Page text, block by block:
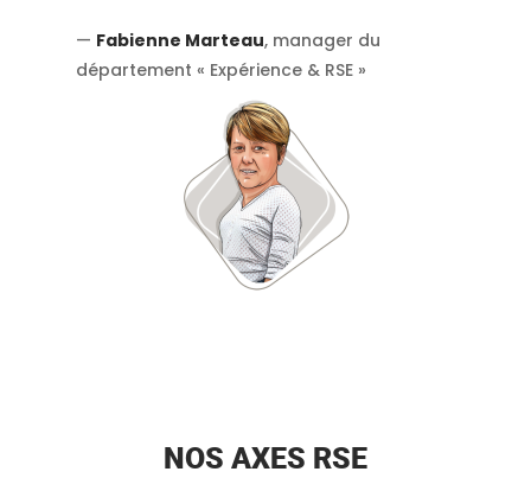
— Fabienne Marteau, manager du
département « Expérience & RSE »
NOS AXES RSE